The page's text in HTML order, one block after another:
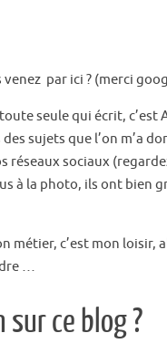
venez par ici ? (merci
toute seule qui écrit,
des sujets que l’on m’a
réseaux sociaux
à la photo, ils ont bien
métier, c’est mon loisir,
…
ce blog ?